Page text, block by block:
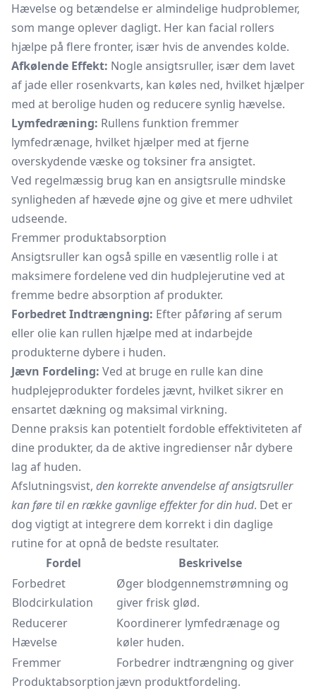
Hævelse og betændelse er almindelige hudproblemer,
som mange oplever dagligt. Her kan facial rollers
hjælpe på flere fronter, især hvis de anvendes kolde.
Afkølende Effekt: Nogle ansigtsruller, især dem lavet
af jade eller rosenkvarts, kan køles ned, hvilket hjælper
med at berolige huden og reducere synlig hævelse.
Lymfedræning: Rullens funktion fremmer
lymfedrænage, hvilket hjælper med at fjerne
overskydende væske og toksiner fra ansigtet.
Ved regelmæssig brug kan en ansigtsrulle mindske
synligheden af hævede øjne og give et mere udhvilet
udseende.
Fremmer produktabsorption
Ansigtsruller kan også spille en væsentlig rolle i at
maksimere fordelene ved din hudplejerutine ved at
fremme bedre absorption af produkter.
Forbedret Indtrængning: Efter påføring af serum
eller olie kan rullen hjælpe med at indarbejde
produkterne dybere i huden.
Jævn Fordeling: Ved at bruge en rulle kan dine
hudplejeprodukter fordeles jævnt, hvilket sikrer en
ensartet dækning og maksimal virkning.
Denne praksis kan potentielt fordoble effektiviteten af
dine produkter, da de aktive ingredienser når dybere
lag af huden.
Afslutningsvist, den korrekte anvendelse af ansigtsruller
kan føre til en række gavnlige effekter for din hud. Det er
dog vigtigt at integrere dem korrekt i din daglige
rutine for at opnå de bedste resultater.
Fordel
Beskrivelse
Forbedret
Blodcirkulation
Øger blodgennemstrømning og
giver frisk glød.
Reducerer
Hævelse
Koordinerer lymfedrænage og
køler huden.
Fremmer
Produktabsorption
Forbedrer indtrængning og giver
jævn produktfordeling.